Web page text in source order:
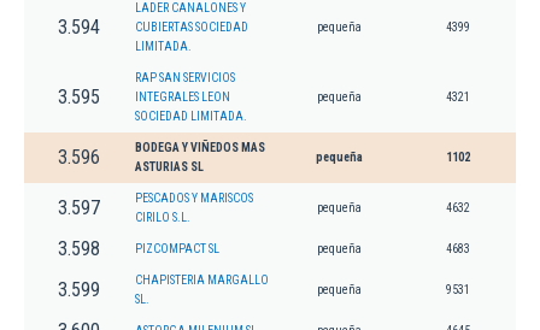
3.594
LADER CANALONES Y
CUBIERTAS SOCIEDAD
LIMITADA.
pequeña 4399
3.595
RAP SAN SERVICIOS
INTEGRALES LEON
SOCIEDAD LIMITADA.
pequeña 4321
3.596
BODEGA Y VIÑEDOS MAS
ASTURIAS SL
pequeña 1102
3.597
PESCADOS Y MARISCOS
CIRILO S.L.
pequeña 4632
3.598 PIZCOMPACT SL pequeña 4683
3.599
CHAPISTERIA MARGALLO
SL.
pequeña 9531